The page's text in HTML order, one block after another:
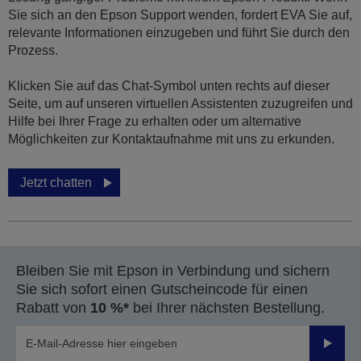
Sie sich an den Epson Support wenden, fordert EVA Sie auf,
relevante Informationen einzugeben und führt Sie durch den
Prozess.
Klicken Sie auf das Chat-Symbol unten rechts auf dieser
Seite, um auf unseren virtuellen Assistenten zuzugreifen und
Hilfe bei Ihrer Frage zu erhalten oder um alternative
Möglichkeiten zur Kontaktaufnahme mit uns zu erkunden.
Jetzt chatten
Bleiben Sie mit Epson in Verbindung und sichern
Sie sich sofort einen Gutscheincode für einen
Rabatt von 10 %* bei Ihrer nächsten Bestellung.